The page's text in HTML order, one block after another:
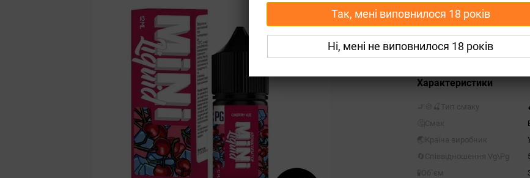
50 мг
Повідомити, коли
Характеристики
🚬🍪🍒Тип смаку
🤔Смак
🌏Країна виробник
🔄Співвідношення Vg\Pg
🧪Об`єм
Так, мені виповнилося 18 років
Ні, мені не виповнилося 18 років